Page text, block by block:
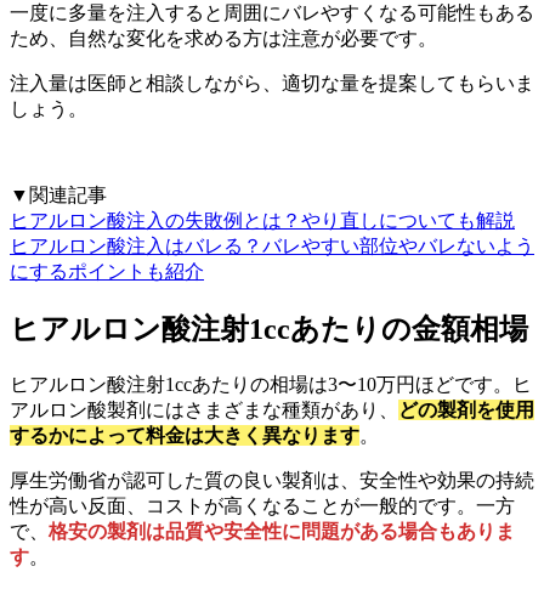
一度に多量を注入すると周囲にバレやすくなる可能性もある
ため、自然な変化を求める方は注意が必要です。
注入量は医師と相談しながら、適切な量を提案してもらいま
しょう。
▼関連記事
ヒアルロン酸注入の失敗例とは？やり直しについても解説
ヒアルロン酸注入はバレる？バレやすい部位やバレないよう
にするポイントも紹介
ヒアルロン酸注射1ccあたりの金額相場
ヒアルロン酸注射1ccあたりの相場は3〜10万円ほどです。ヒ
アルロン酸製剤にはさまざまな種類があり、
どの製剤を使用
するかによって料金は大きく異なります。
厚生労働省が認可した質の良い製剤は、安全性や効果の持続
性が高い反面、コストが高くなることが一般的です。一方
で、 格安の製剤は品質や安全性に問題がある場合もありま
す。